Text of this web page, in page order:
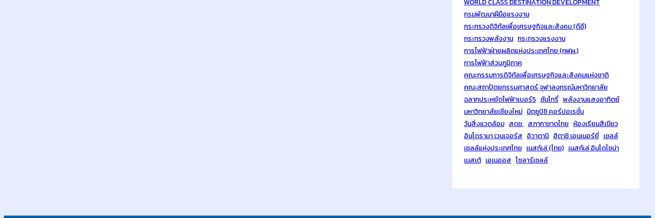
WORLD CLASS DESTINATION DEVELOPMENT
กรมพัฒนาฝีมือแรงงาน
กระทรวงดิจิทัลเพื่อเศรษฐกิจและสังคม (ดีอี)
กระทรวงพลังงาน กระทรวงแรงงาน
การไฟฟ้าฝ่ายผลิตแห่งประเทศไทย (กฟผ.)
การไฟฟ้าส่วนภูมิภาค
คณะกรรมการดิจิทัลเพื่อเศรษฐกิจและสังคมแห่งชาติ
คณะสถาปัตยกรรมศาสตร์ จุฬาลงกรณ์มหาวิทยาลัย
ฉลากประหยัดไฟฟ้าเบอร์5 ซันโทรี่ พลังงานแสงอาทิตย์
มหาวิทยาลัยเชียงใหม่ มิตซูบิชิ คอร์ปอเรชั่น
วันสิ่งแวดล้อม สดช. สภากาชาดไทย ห้องเรียนสีเขียว
อินโดรามา เวนเจอร์ส อิวาตานิ ฮิตาชิ เอนเนอร์ยี่ เชลล์
เชลล์แห่งประเทศไทย เนสท์เล่ (ไทย) เนสท์เล่ อินโดไชน่า
เนสเต้ เอเนออส โซลาร์เซลล์